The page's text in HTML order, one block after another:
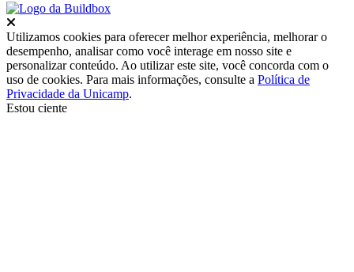
Utilizamos cookies para oferecer melhor experiência, melhorar o
desempenho, analisar como você interage em nosso site e
personalizar conteúdo. Ao utilizar este site, você concorda com o
uso de cookies. Para mais informações, consulte a Política de
Privacidade da Unicamp.
Estou ciente